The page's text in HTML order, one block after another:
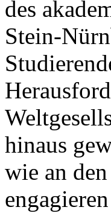
des
Stein-
hinaus
wie an